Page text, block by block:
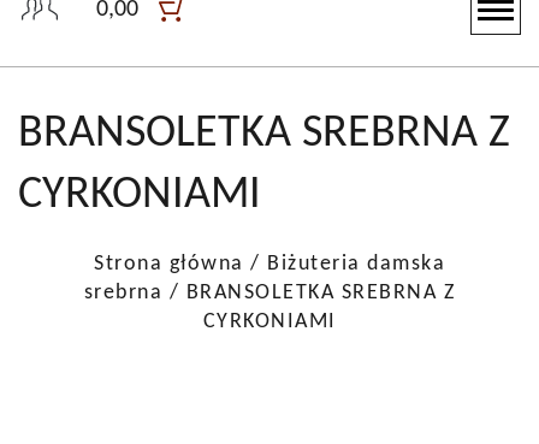
0,00
BRANSOLETKA SREBRNA Z
CYRKONIAMI
Strona główna / Biżuteria damska
srebrna / BRANSOLETKA SREBRNA Z
CYRKONIAMI